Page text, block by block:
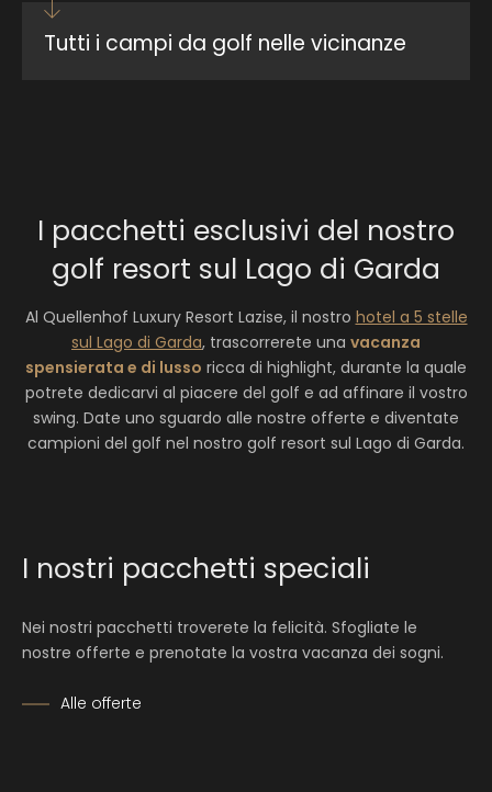
Tutti i campi da golf nelle vicinanze
Sommacampagna
25 min / 21 km - Golf Club Chervò San Vigilio
(36 buche) a Pozzolengo
buche) a Villafranca
40 min / 40 km - Golfplatz Arzaga (27 buche)
a Calvagese della Riviera
40 min / 42 km -Golfplatz Gardagolf(27
buche) a Soiano del Lago
50 min / 47 km -Golf Club Il Colombardo(9
buche) a Niglione di Corte Franca
Club Bogliaco(18 buche) a Toscolano Moderno
I pacchetti esclusivi del nostro
golf resort sul Lago di Garda
Al Quellenhof Luxury Resort Lazise, il nostro hotel a 5 stelle
sul Lago di Garda, trascorrerete una vacanza
spensierata e di lusso ricca di highlight, durante la quale
potrete dedicarvi al piacere del golf e ad affinare il vostro
swing. Date uno sguardo alle nostre offerte e diventate
campioni del golf nel nostro golf resort sul Lago di Garda.
I nostri pacchetti speciali
Nei nostri pacchetti troverete la felicità. Sfogliate le
nostre offerte e prenotate la vostra vacanza dei sogni.
Alle offerte